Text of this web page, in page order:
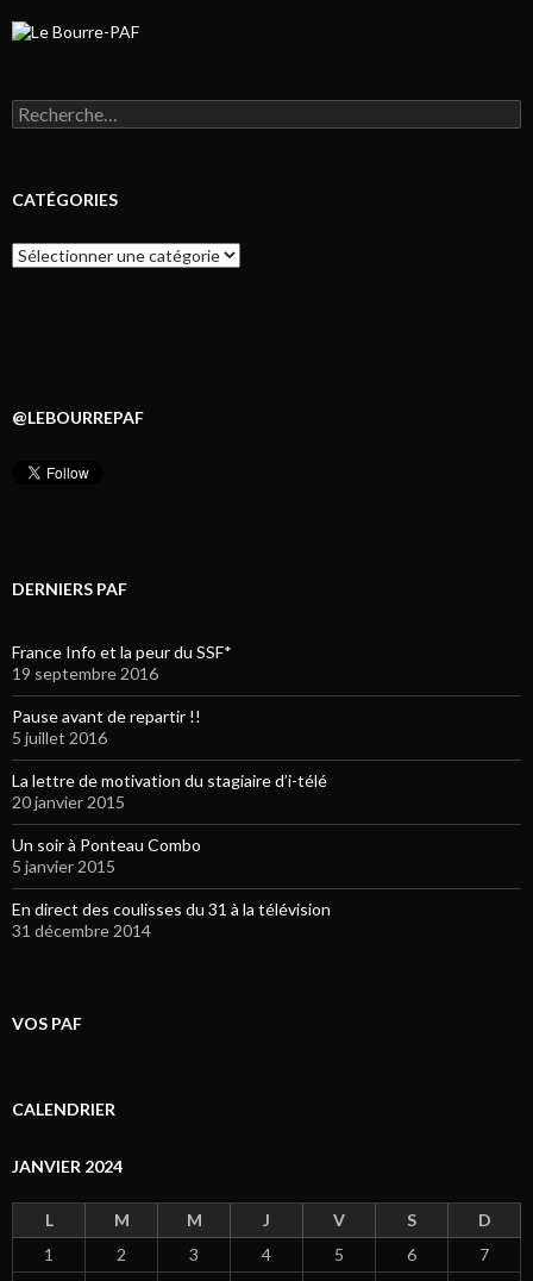
Rechercher :
CATÉGORIES
Catégories
@LEBOURREPAF
DERNIERS PAF
France Info et la peur du SSF*
19 septembre 2016
Pause avant de repartir !!
5 juillet 2016
La lettre de motivation du stagiaire d’i-télé
20 janvier 2015
Un soir à Ponteau Combo
5 janvier 2015
En direct des coulisses du 31 à la télévision
31 décembre 2014
VOS PAF
CALENDRIER
JANVIER 2024
L M M J V S
D
1
2 3 4 5 6
7